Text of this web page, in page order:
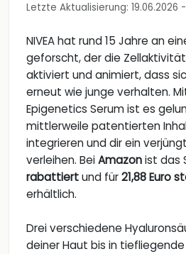
Letzte Aktualisierung: 19.06.2026 -
NIVEA hat rund 15 Jahre an
geforscht, der die
aktiviert und animiert, dass
erneut wie junge verhalten.
Epigenetics Serum ist es
mittlerweile patentierten
integrieren und dir ein
verleihen. BeiAmazonist das
rabattiertund für21,88 Euro
erhältlich.
Drei verschiedene
deiner Haut bis in